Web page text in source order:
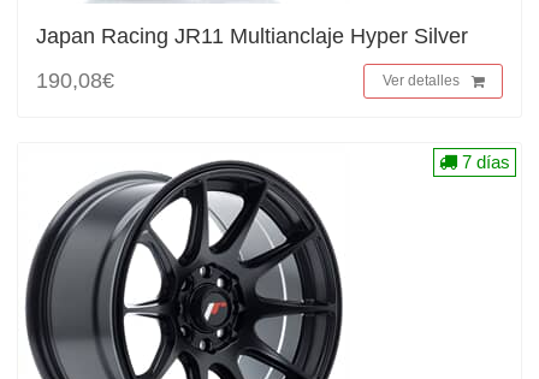
Japan Racing JR11 Multianclaje Hyper Silver
190,08€
Ver detalles
7 días